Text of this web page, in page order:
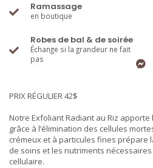
Ramassage
en boutique
Robes de bal & de soirée
Échange si la grandeur ne fait
pas
PRIX RÉGULIER 42$
Notre Exfoliant Radiant au Riz
grâce à l’élimination des cellules
crémeux et à particules fines prépare
de soins et les nutriments
cellulaire.